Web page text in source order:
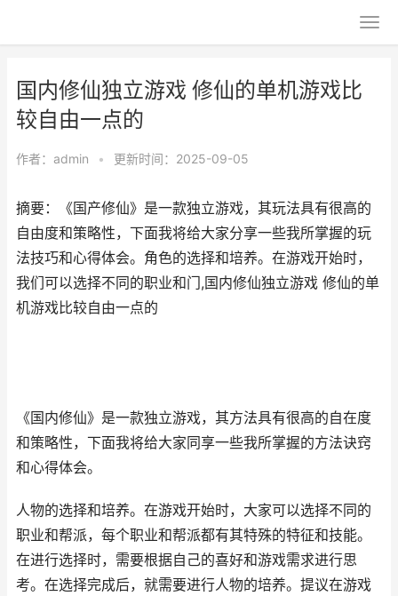
国内修仙独立游戏 修仙的单机游戏比
较自由一点的
作者： admin • 更新时间：2025-09-05
摘要：《国产修仙》是一款独立游戏，其玩法具有很高的
自由度和策略性，下面我将给大家分享一些我所掌握的玩
法技巧和心得体会。角色的选择和培养。在游戏开始时，
我们可以选择不同的职业和门,国内修仙独立游戏 修仙的单
机游戏比较自由一点的
《国内修仙》是一款独立游戏，其方法具有很高的自在度
和策略性，下面我将给大家同享一些我所掌握的方法诀窍
和心得体会。
人物的选择和培养。在游戏开始时，大家可以选择不同的
职业和帮派，每个职业和帮派都有其特殊的特征和技能。
在进行选择时，需要根据自己的喜好和游戏需求进行思
考。在选择完成后，就需要进行人物的培养。提议在游戏